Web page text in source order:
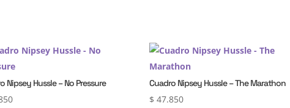
Nipsey Hussle – No Pressure Cuadro Nipsey Hussle – The Marathon
$ 47.850